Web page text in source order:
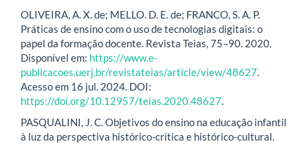
OLIVEIRA, A. X. de; MELLO. D. E. de; FRANCO, S. A. P.
Práticas de ensino com o uso de tecnologias digitais: o
papel da formação docente. Revista Teias, 75–90. 2020.
Disponível em: https://www.e-
publicacoes.uerj.br/revistateias/article/view/48627
Acesso em 16 jul. 2024. DOI:
https://doi.org/10.12957/teias.2020.48627
PASQUALINI, J. C. Objetivos do ensino na educação infantil
à luz da perspectiva histórico-crítica e histórico-cultural.